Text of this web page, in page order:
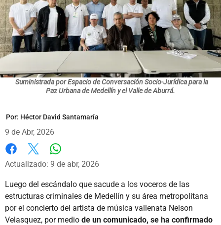
Suministrada por Espacio de Conversación Socio-Jurídica para la
Paz Urbana de Medellín y el Valle de Aburrá.
Por: Héctor David Santamaría
9 de Abr, 2026
Facebook
X
Actualizado: 9 de abr, 2026
Luego del escándalo que sacude a los voceros de las
estructuras criminales de Medellín y su área metropolitana
por el concierto del artista de música vallenata Nelson
Velasquez, por medio de un comunicado, se ha confirmado